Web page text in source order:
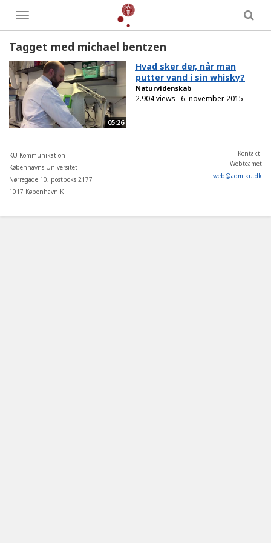
Toggle
menu
Tagget med michael bentzen
05:26
Hvad sker der, når man
putter vand i sin whisky?
Naturvidenskab
2.904 views 6. november 2015
KU Kommunikation
Københavns Universitet
Nørregade 10, postboks 2177
1017 København K
Kontakt:
Webteamet
web@adm.ku.dk